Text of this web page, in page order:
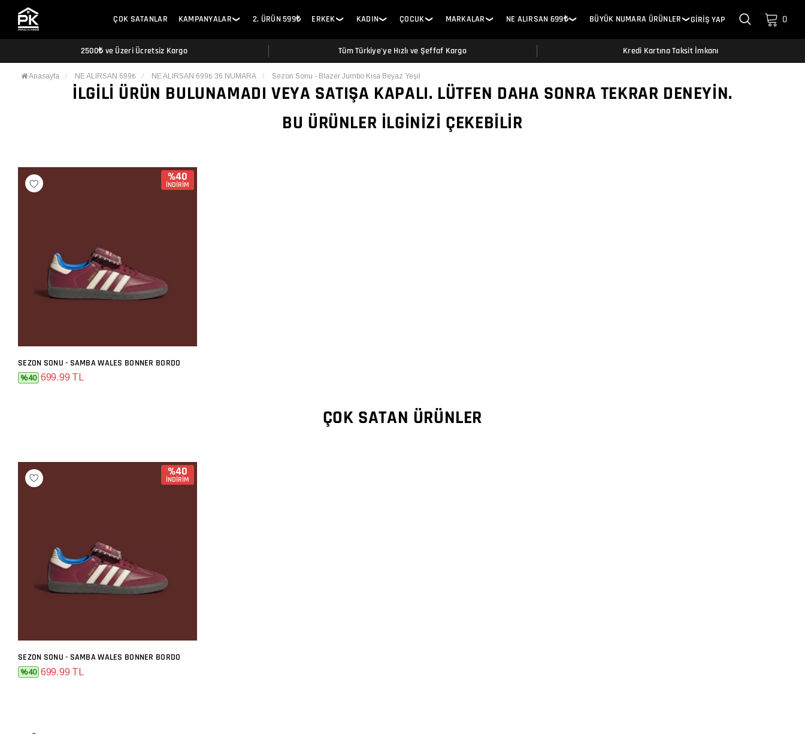
ÇOK SATANLAR KAMPANYALAR ❯ 2. ÜRÜN 599₺ ERKEK ❯ KADIN❯ ÇOCUK ❯ MARKALAR ❯ NE ALIRSAN 699₺❯ BÜYÜK NUMARA ÜRÜNLER ❯GİRİŞ YAP 0
2500₺ ve Üzeri Ücretsiz Kargo Tüm Türkiye'ye Hızlı ve Şeffaf Kargo Kredi Kartına Taksit İmkanı
Anasayfa NE ALIRSAN 699₺ NE ALIRSAN 699₺ 36 NUMARA Sezon Sonu - Blazer Jumbo Kısa Beyaz Yeşil
İLGILI ÜRÜN BULUNAMADI VEYA SATIŞA KAPALI. LÜTFEN DAHA SONRA TEKRAR DENEYIN.
BU ÜRÜNLER İLGINIZI ÇEKEBILIR
%40
İNDİRİM
SEPETE EKLE
SEZON SONU - SAMBA WALES BONNER BORDO
%40 699.99 TL
ÇOK SATAN ÜRÜNLER
%40
İNDİRİM
SEPETE EKLE
SEZON SONU - SAMBA WALES BONNER BORDO
%40 699.99 TL